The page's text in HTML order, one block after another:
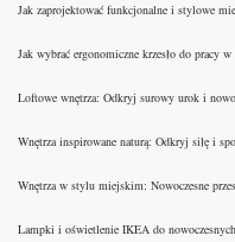
Jak zaprojektować funkcjonalne i stylowe
Jak wybrać ergonomiczne krzesło do pracy
Loftowe wnętrza: Odkryj surowy urok i
Wnętrza inspirowane naturą: Odkryj siłę i
Wnętrza w stylu miejskim: Nowoczesne
Lampki i oświetlenie IKEA do